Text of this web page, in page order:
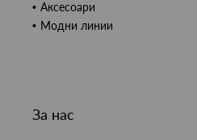
Аксесоари
Модни линии
За нас